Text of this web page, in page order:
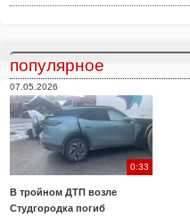
популярное
07.05.2026
0:33
В тройном ДТП возле
Студгородка погиб